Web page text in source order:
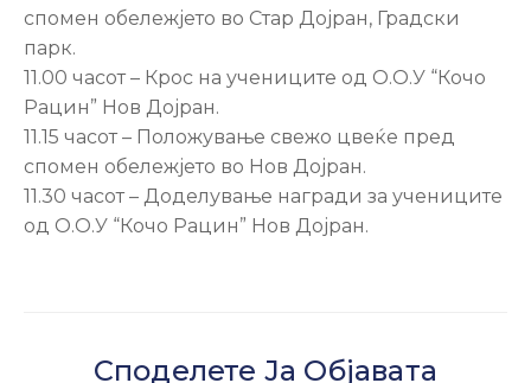
спомен обележјето во Стар Дојран, Градски
парк.
11.00 часот – Крос на учениците од О.О.У “Кочо
Рацин” Нов Дојран.
11.15 часот – Положување свежо цвеќе пред
спомен обележјето во Нов Дојран.
11.30 часот – Доделување награди за учениците
од О.О.У “Кочо Рацин” Нов Дојран.
Споделете Ја Објавата